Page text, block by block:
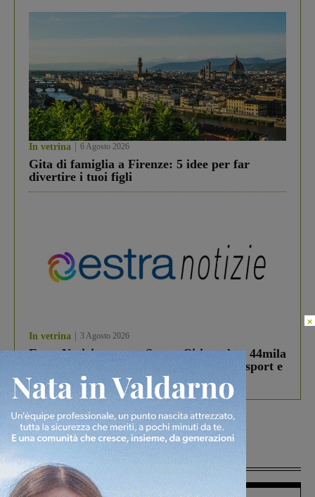
In vetrina 6 Agosto 2026
Gita di famiglia a Firenze: 5 idee per far
divertire i tuoi figli
In vetrina 3 Agosto 2026
Estra Notizie agosto: Smart Cities, oltre 44mila
studenti coinvolti, torna il bando per lo sport e
debutta il podcast Estrair
Più lette
×